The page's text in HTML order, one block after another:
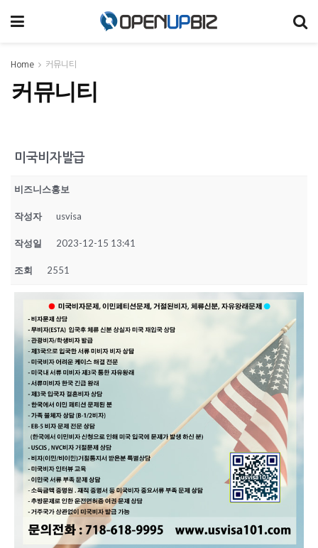
Home 커뮤니티
커뮤니티
미국비자발급
비즈니스홍보
작성자 usvisa
작성일 2023-12-15 13:41
조회 2551